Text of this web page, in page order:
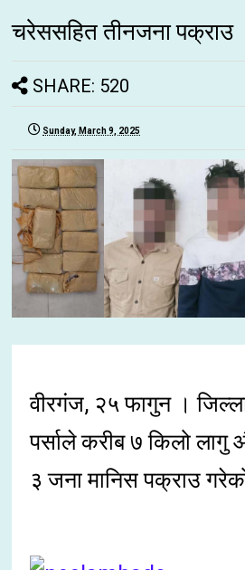
चरेससहित तीनजना पक्राउ
SHARE: 520
Sunday, March 9, 2025
वीरगंज, २५ फागुन । जिल्ला
पर्साले करीब ७ किलो
३ जना मानिस पक्राउ